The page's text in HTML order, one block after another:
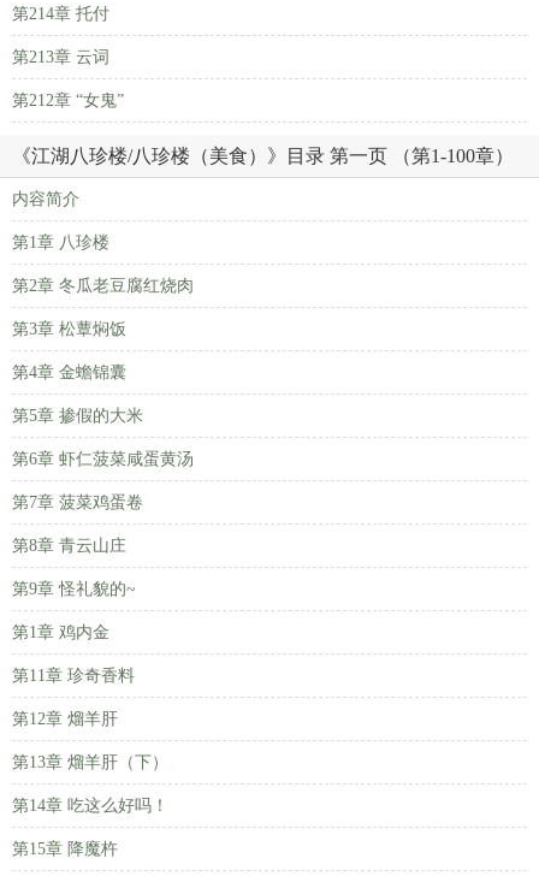
第214章 托付
第213章 云词
第212章 “女鬼”
《江湖八珍楼/八珍楼（美食）》目录 第一页 （第1-100章）
内容简介
第1章 八珍楼
第2章 冬瓜老豆腐红烧肉
第3章 松蕈焖饭
第4章 金蟾锦囊
第5章 掺假的大米
第6章 虾仁菠菜咸蛋黄汤
第7章 菠菜鸡蛋卷
第8章 青云山庄
第9章 怪礼貌的~
第1章 鸡内金
第11章 珍奇香料
第12章 熘羊肝
第13章 熘羊肝（下）
第14章 吃这么好吗！
第15章 降魔杵